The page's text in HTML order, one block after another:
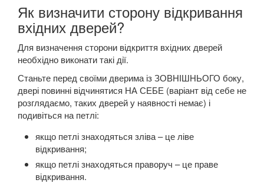
Як визначити сторону відкривання
вхідних дверей?
Для визначення сторони відкриття вхідних дверей
необхідно виконати такі дії.
Станьте перед своїми дверима із ЗОВНІШНЬОГО боку,
двері повинні відчинятися НА СЕБЕ (варіант від себе не
розглядаємо, таких дверей у наявності немає) і
подивіться на петлі:
якщо петлі знаходяться зліва – це ліве
відкривання;
якщо петлі знаходяться праворуч – це праве
відкривання.